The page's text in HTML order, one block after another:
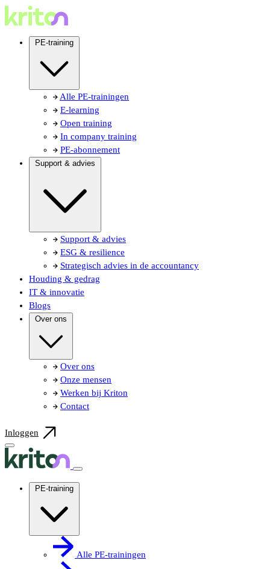
PE-training
Alle PE-trainingen
E-learning
Open training
In company training
PE-abonnement
Support & advies
Support & advies
ESG & resilience
Strategisch advies in de accountancy
Houding & gedrag
IT & innovatie
Blogs
Over ons
Over ons
Onze mensen
Werken bij Kriton
Contact
Inloggen
PE-training
Alle PE-trainingen